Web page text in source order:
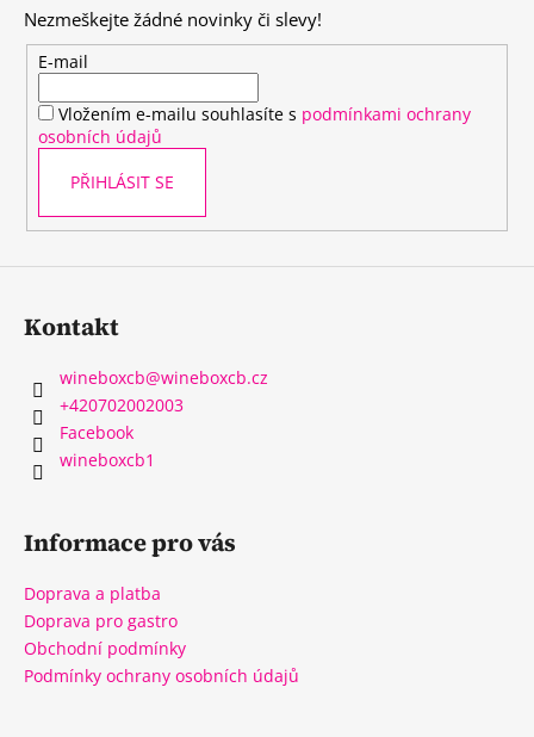
Nezmeškejte žádné novinky či slevy!
E-mail
Vložením e-mailu souhlasíte s podmínkami ochrany
osobních údajů
PŘIHLÁSIT SE
Kontakt
wineboxcb@wineboxcb.cz
+420702002003
Facebook
wineboxcb1
Informace pro vás
Doprava a platba
Doprava pro gastro
Obchodní podmínky
Podmínky ochrany osobních údajů